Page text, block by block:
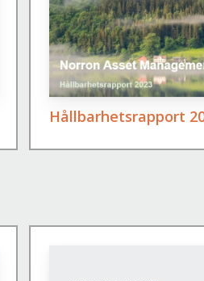
Hållbarhetsrapport